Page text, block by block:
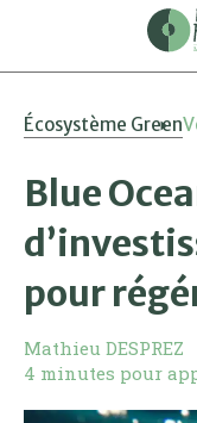
Écosystème Green
Blue
pour
Mathieu DESPREZ
4 minutes pour